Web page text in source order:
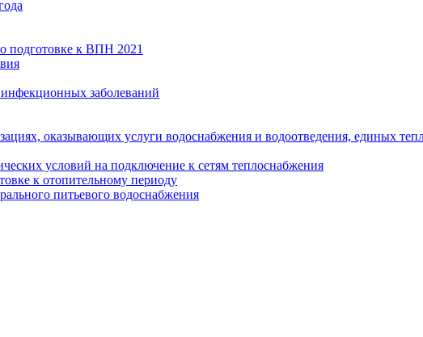
подготовке к ВПН 2021
заболеваний
оказывающих услуги водоснабжения и водоотведения, единых
условий на подключение к сетям теплоснабжения
к отопительному периоду
питьевого водоснабжения